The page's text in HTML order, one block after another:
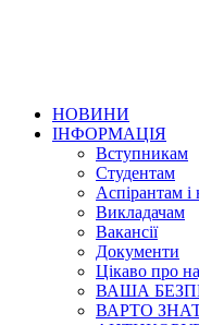
НОВИНИ
ІНФОРМАЦІЯ
Вступникам
Студентам
Аспірантам і
Викладачам
Вакансії
Документи
Цікаво про
ВАША
ВАРТО